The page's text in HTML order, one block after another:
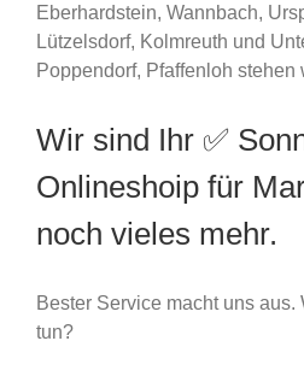
Eberhardstein, Wannbach,
Lützelsdorf, Kolmreuth und
Poppendorf, Pfaffenloh stehen
Wir sind Ihr ✅
Onlineshoip für
noch vieles mehr.
Bester Service macht uns aus.
tun?